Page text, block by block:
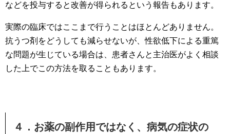
などを投与すると改善が得られるという報告もあります。
実際の臨床ではここまで行うことはほとんどありません。
抗うつ剤をどうしても減らせないが、性欲低下による重篤
な問題が生じている場合は、患者さんと主治医がよく相談
した上でこの方法を取ることもあります。
４．お薬の副作用ではなく、病気の症状の